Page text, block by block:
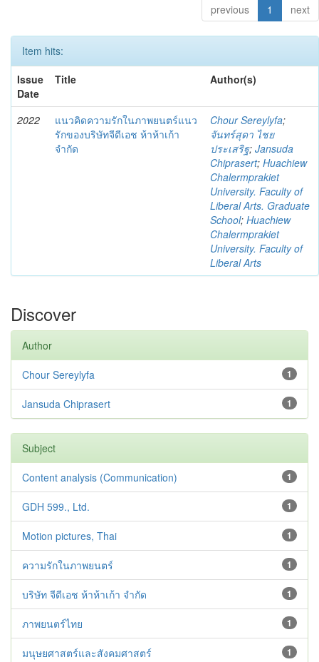
previous 1 next
Item hits:
Issue
Date
Title Author(s)
2022
แนวคิดความรักในภาพยนตร์แนว
รักของบริษัทจีดีเอช ห้าห้าเก้า
จำกัด
Chour Sereylyfa;
จันทร์สุดา ไชย
ประเสริฐ; Jansuda
Chiprasert; Huachiew
Chalermprakiet
University. Faculty of
Liberal Arts. Graduate
School; Huachiew
Chalermprakiet
University. Faculty of
Liberal Arts
Discover
Author
1
Chour Sereylyfa
1
Jansuda Chiprasert
Subject
1
Content analysis (Communication)
1
GDH 599., Ltd.
1
Motion pictures, Thai
1
ความรักในภาพยนตร์
1
บริษัท จีดีเอช ห้าห้าเก้า จำกัด
1
ภาพยนตร์ไทย
1
มนุษยศาสตร์และสังคมศาสตร์